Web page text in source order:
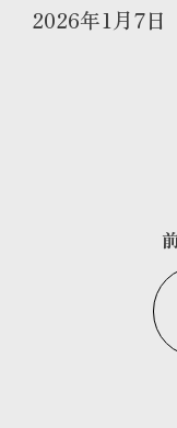
2026年1月7